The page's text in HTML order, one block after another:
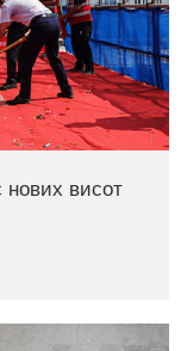
нових висот